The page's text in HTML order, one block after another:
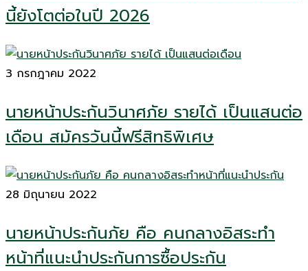
นี้ยังโตต่อในปี 2026
3 กรกฎาคม 2022
นายหน้าประกันวินาศภัย รายได้ เป็นแสนต่อ
เดือน สมัครวันนี้ฟรีสิทธิพิเศษ
28 มิถุนายน 2022
นายหน้าประกันภัย คือ คนกลางอิสระทำ
หน้าที่แนะนำประกันการซื้อประกัน